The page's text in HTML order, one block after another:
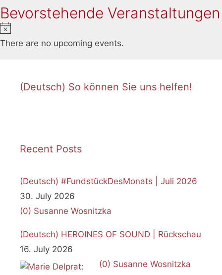
Bevorstehende Veranstaltungen
o
There are no upcoming events.
(Deutsch) So können Sie uns helfen!
Recent Posts
(Deutsch) #FundstückDesMonats | Juli 2026
30. July 2026
(0) Susanne Wosnitzka
(Deutsch) HEROINES OF SOUND | Rückschau
16. July 2026
(0) Susanne Wosnitzka